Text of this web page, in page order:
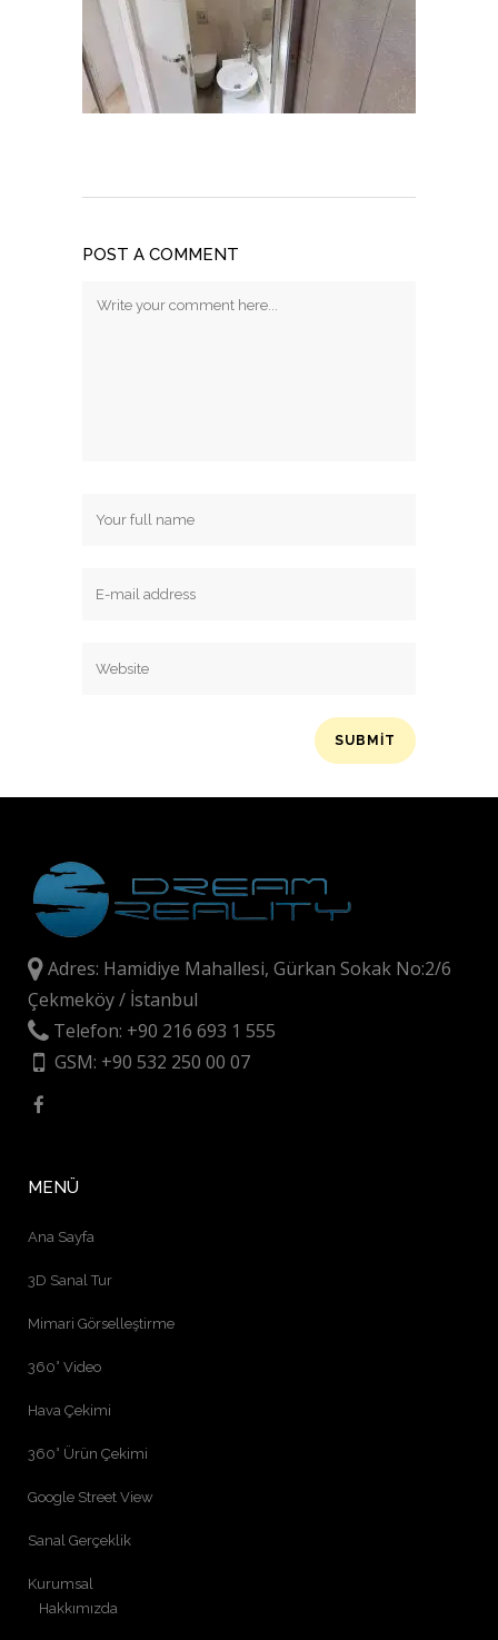
POST A COMMENT
Adres: Hamidiye Mahallesi, Gürkan Sokak No:2/6
Çekmeköy / İstanbul
Telefon: +90 216 693 1 555
GSM: +90 532 250 00 07
MENÜ
Ana Sayfa
3D Sanal Tur
Mimari Görselleştirme
360° Video
Hava Çekimi
360° Ürün Çekimi
Google Street View
Sanal Gerçeklik
Kurumsal
Hakkımızda